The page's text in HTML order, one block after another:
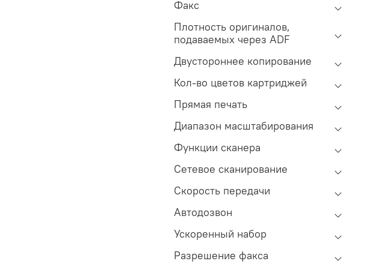
Факс
Плотность оригиналов,
подаваемых через ADF
Двустороннее копирование
Кол-во цветов картриджей
Прямая печать
Диапазон масштабирования
Функции сканера
Сетевое сканирование
Скорость передачи
Автодозвон
Ускоренный набор
Разрешение факса